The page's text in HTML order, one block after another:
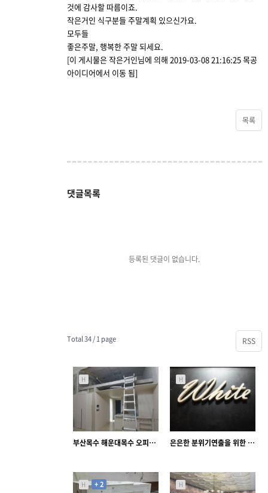
것에 감사할 따름이죠.
작은거인 식구분들 주말계획 있으신가요.
모두들
좋은주말, 행복한 주말 되세요.
[이 게시물은 작은거인님에 의해 2019-03-08 21:16:25 목공
아이디어에서 이동 됨]
목록
댓글목록
등록된 댓글이 없습니다.
Total 34 /1 page RSS
H
작은거인
부산목수 해운대목수 오피스텔 복층계단 목공, 실용적인 복층원룸 인테리어
H
아크메즈
은은한 분위기연출을 위한 외부조명 나무간판
H + 2 H